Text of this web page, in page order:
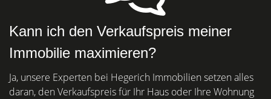
Kann ich den Verkaufspreis meiner
Immobilie maximieren?
Ja, unsere Experten bei Hegerich Immobilien setzen alles
daran, den Verkaufspreis für Ihr Haus oder Ihre Wohnung